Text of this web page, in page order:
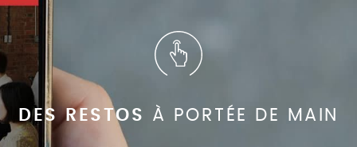
DES RESTOS À PORTÉE DE MAIN